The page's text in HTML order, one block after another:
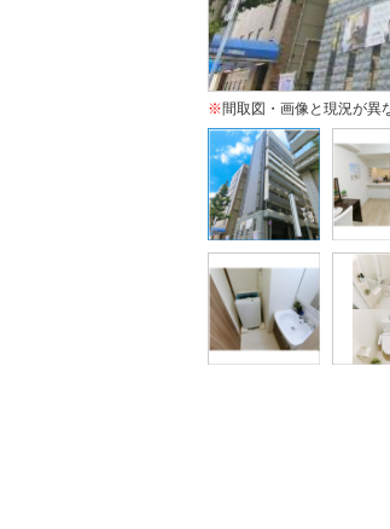
※間取図・画像と現況が異